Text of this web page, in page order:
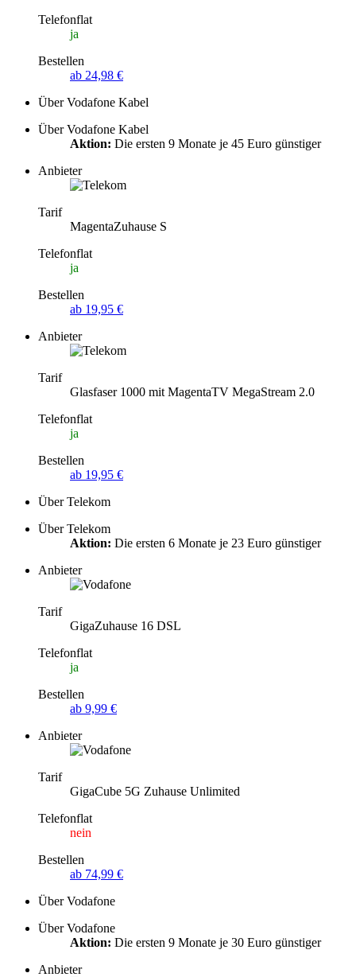
Telefonflat
ja
Bestellen
ab 24,98 €
Über Vodafone Kabel
Über Vodafone Kabel
Aktion: Die ersten 9 Monate je 45 Euro günstiger
Anbieter
Tarif
MagentaZuhause S
Telefonflat
ja
Bestellen
ab 19,95 €
Anbieter
Tarif
Glasfaser 1000 mit MagentaTV MegaStream 2.0
Telefonflat
ja
Bestellen
ab 19,95 €
Über Telekom
Über Telekom
Aktion: Die ersten 6 Monate je 23 Euro günstiger
Anbieter
Tarif
GigaZuhause 16 DSL
Telefonflat
ja
Bestellen
ab 9,99 €
Anbieter
Tarif
GigaCube 5G Zuhause Unlimited
Telefonflat
nein
Bestellen
ab 74,99 €
Über Vodafone
Über Vodafone
Aktion: Die ersten 9 Monate je 30 Euro günstiger
Anbieter